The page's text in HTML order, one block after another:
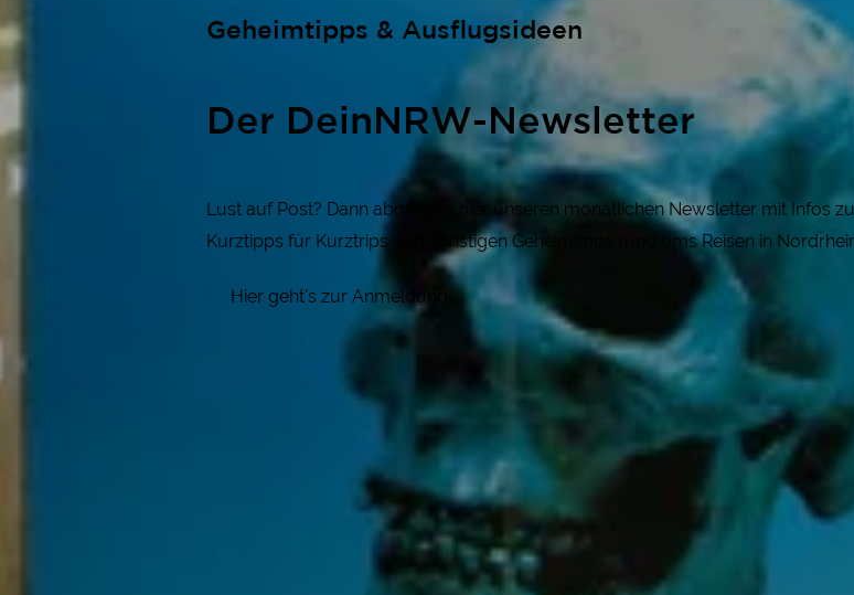
Geheimtipps & Ausflugsideen
Der DeinNRW-Newsletter
Lust auf Post? Dann abonniere hier unseren monatlichen Newsletter mit Infos
Kurztipps für Kurztrips und sonstigen Geheimtipps rund ums Reisen in
Hier geht's zur Anmeldung